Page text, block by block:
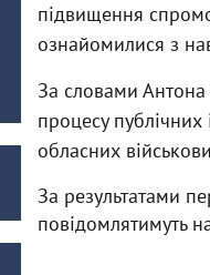
підвищення
ознайомилися з
За словами
процесу публічних
обласних
За результатами
повідомлятимуть